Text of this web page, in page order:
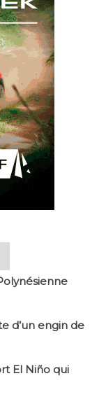
d’un engin de
El Niño qui